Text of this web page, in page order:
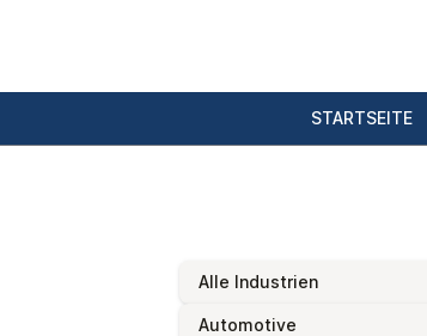
STARTSEITE
Alle Industrien
Automotive